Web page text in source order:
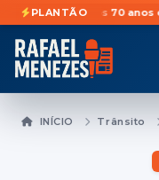
PLANTÃO
após 70 anos de
INÍCIO Trânsito